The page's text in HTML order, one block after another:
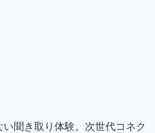
聞き取り体験。次世代コネク